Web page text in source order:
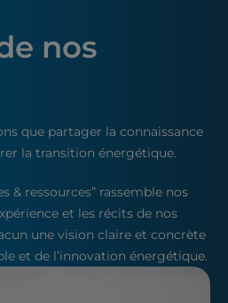
nos
que partager la connaissance
la transition énergétique.
& ressources” rassemble nos
et les récits de nos
une vision claire et concrète
et de l’innovation énergétique.